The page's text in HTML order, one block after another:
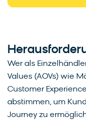
Wer als
Values (AOVs) wie
Customer
abstimmen, um
Journey zu